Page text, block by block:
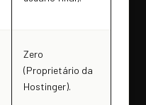
Zero
(Proprietário da
Hostinger).